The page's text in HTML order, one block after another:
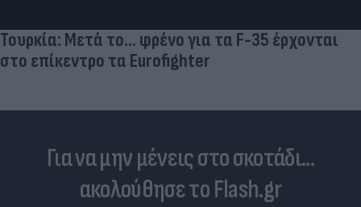
Τουρκία: Μετά το... φρένο για τα F-35 έρχονται
στο επίκεντρο τα Eurofighter
Για να μην μένεις στο σκοτάδι...
ακολούθησε το Flash.gr